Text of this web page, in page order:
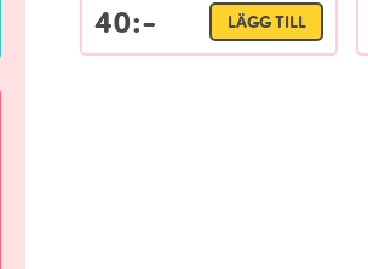
40:- LÄGG TILL